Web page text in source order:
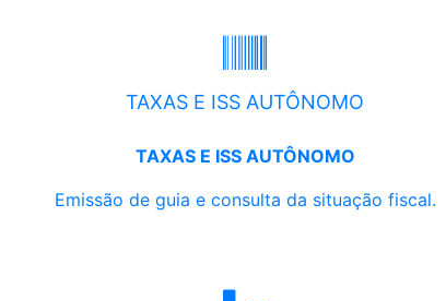
TAXAS E ISS AUTÔNOMO
TAXAS E ISS AUTÔNOMO
Emissão de guia e consulta da situação fiscal.